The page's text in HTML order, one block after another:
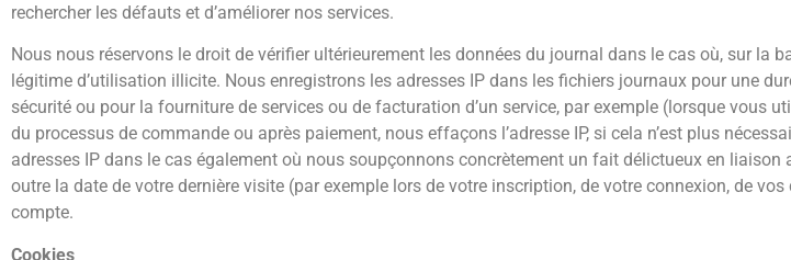
rechercher les défauts et d’améliorer nos services.
Nous nous réservons le droit de vérifier ultérieurement les données du journal dans le cas où, sur la
légitime d’utilisation illicite. Nous enregistrons les adresses IP dans les fichiers journaux pour une
sécurité ou pour la fourniture de services ou de facturation d’un service, par exemple (lorsque vous
du processus de commande ou après paiement, nous effaçons l’adresse IP, si cela n’est plus
adresses IP dans le cas également où nous soupçonnons concrètement un fait délictueux en liaison
outre la date de votre dernière visite (par exemple lors de votre inscription, de votre connexion, de
compte.
Cookies